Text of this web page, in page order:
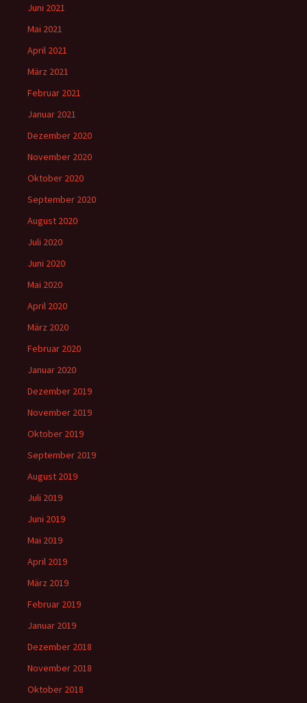
Juni 2021
Mai 2021
April 2021
März 2021
Februar 2021
Januar 2021
Dezember 2020
November 2020
Oktober 2020
September 2020
August 2020
Juli 2020
Juni 2020
Mai 2020
April 2020
März 2020
Februar 2020
Januar 2020
Dezember 2019
November 2019
Oktober 2019
September 2019
August 2019
Juli 2019
Juni 2019
Mai 2019
April 2019
März 2019
Februar 2019
Januar 2019
Dezember 2018
November 2018
Oktober 2018